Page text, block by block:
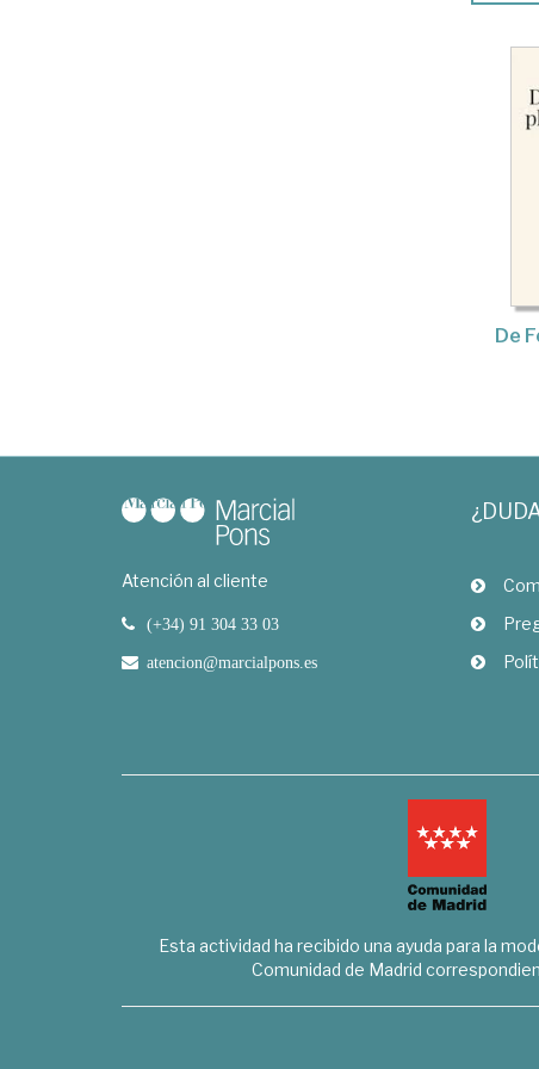
De
Atención al cliente
(+34) 91 304 33 03
atencion@marcialpons.es
Esta actividad ha recibido una ayuda para la
Comunidad de Madrid